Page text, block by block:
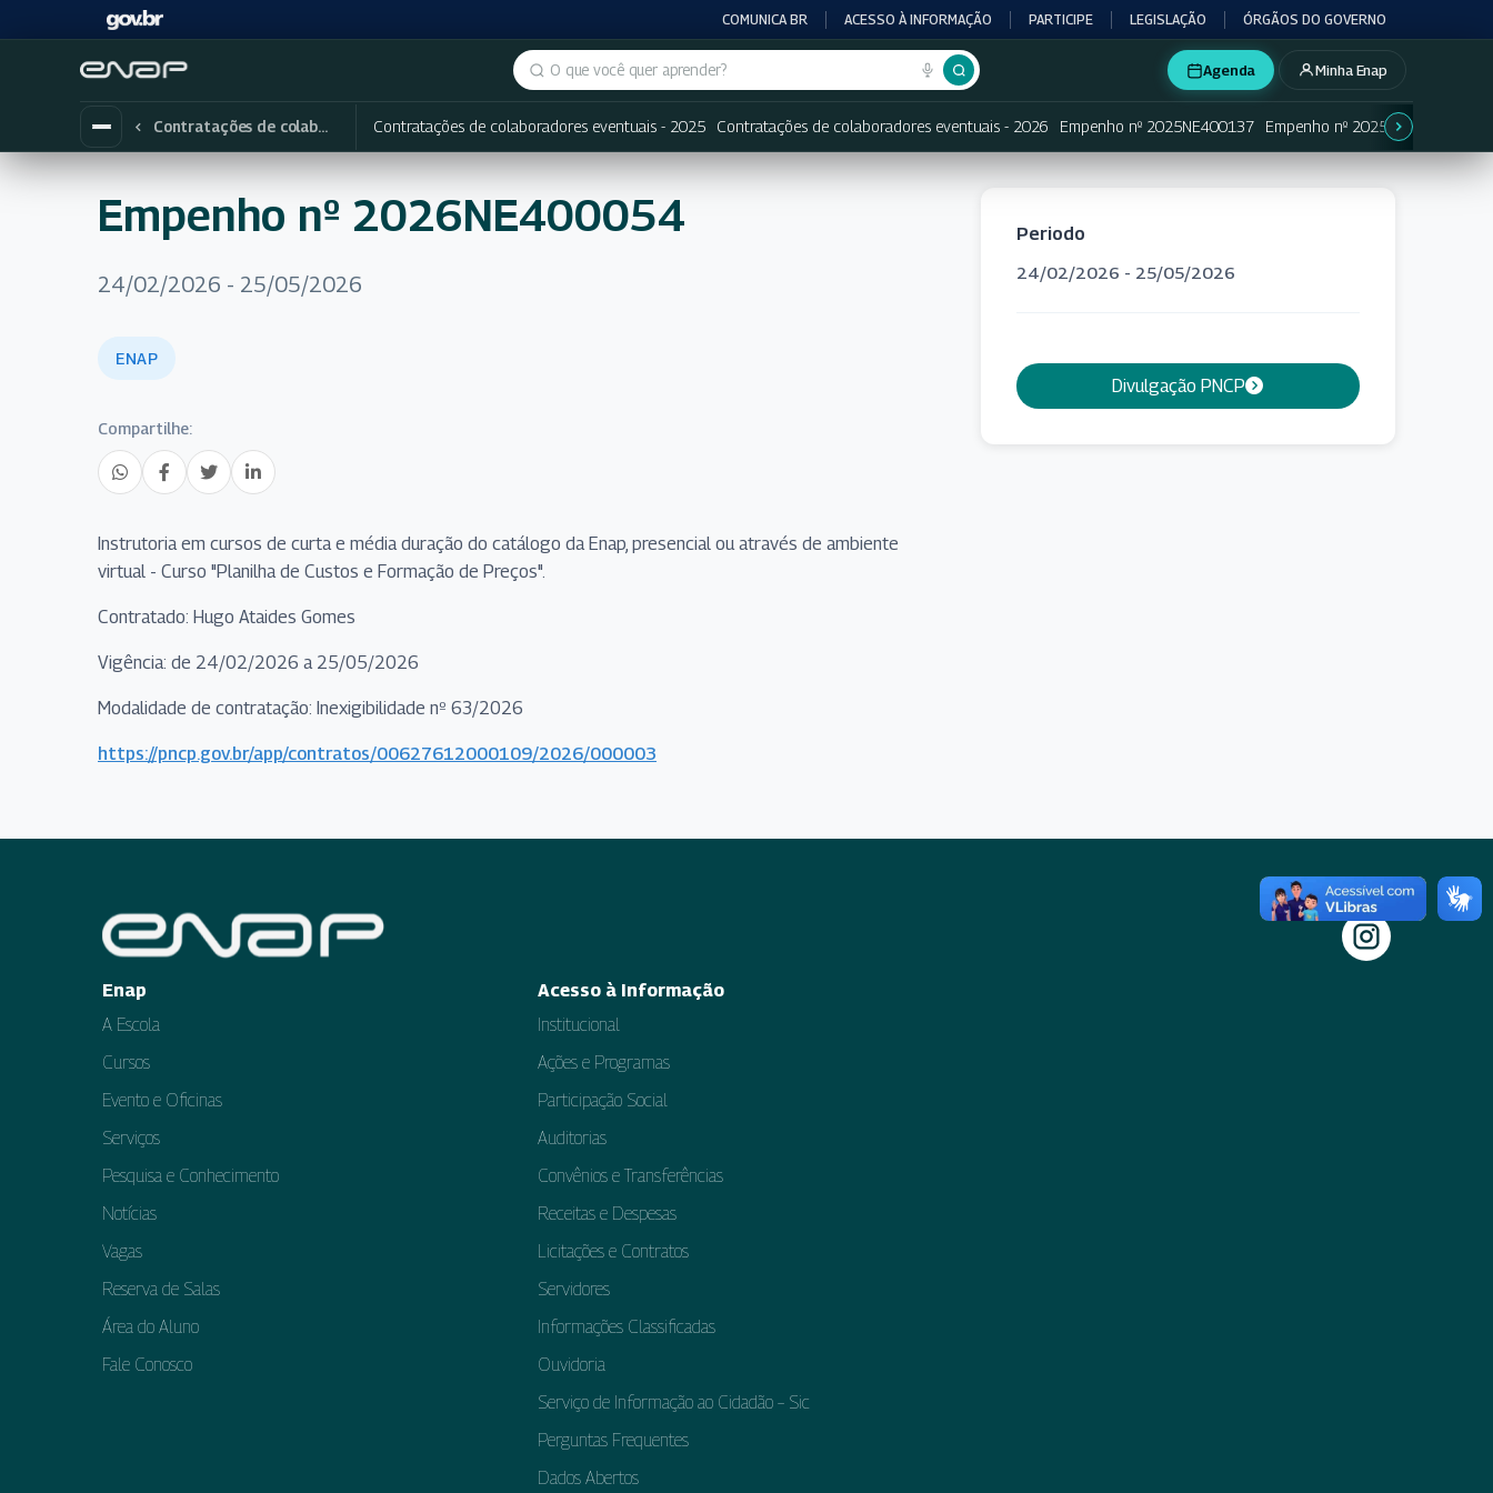
COMUNICA BR ACESSO À INFORMAÇÃO PARTICIPE LEGISLAÇÃO ÓRGÃOS DO GOVERNO
Buscar no portal
Agenda Minha Enap
Contratações de colaboradores eventuais Contratações de colaboradores eventuais - 2025 Contratações de colaboradores eventuais - 2026 Empenho nº 2025NE400137 Empenho nº 2025NE400138
Empenho nº 2026NE400054
24/02/2026 - 25/05/2026
ENAP
Compartilhe:
Instrutoria em cursos de curta e média duração do catálogo da Enap, presencial ou através de ambiente
virtual - Curso "Planilha de Custos e Formação de Preços".
Contratado: Hugo Ataides Gomes
Vigência: de 24/02/2026 a 25/05/2026
Modalidade de contratação: Inexigibilidade nº 63/2026
https://pncp.gov.br/app/contratos/00627612000109/2026/000003
Periodo
24/02/2026 - 25/05/2026
Divulgação PNCP
Enap
A Escola
Cursos
Evento e Oficinas
Serviços
Pesquisa e Conhecimento
Notícias
Vagas
Reserva de Salas
Área do Aluno
Fale Conosco
Acesso à Informação
Institucional
Ações e Programas
Participação Social
Auditorias
Convênios e Transferências
Receitas e Despesas
Licitações e Contratos
Servidores
Informações Classificadas
Ouvidoria
Serviço de Informação ao Cidadão – Sic
Perguntas Frequentes
Dados Abertos